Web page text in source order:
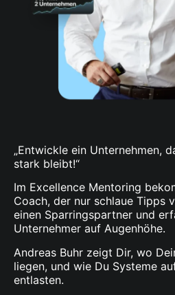
„Entwickle ein Unternehmen,
stark bleibt!“
Im Excellence Mentoring
Coach, der nur schlaue Tipps
einen Sparringspartner und
Unternehmer auf Augenhöhe.
Andreas Buhr zeigt Dir, wo
liegen, und wie Du Systeme
entlasten.